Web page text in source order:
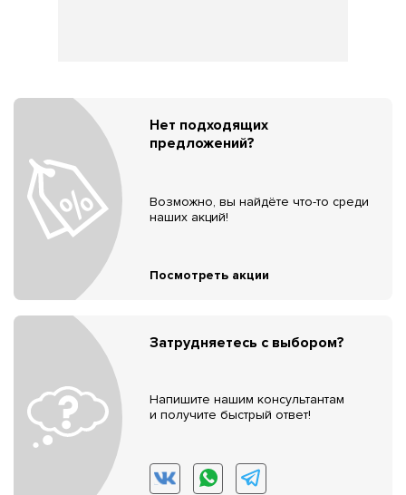
Нет подходящих
предложений?
Возможно, вы найдёте что-то среди
наших акций!
Посмотреть акции
Затрудняетесь с выбором?
Напишите нашим консультантам
и получите быстрый ответ!